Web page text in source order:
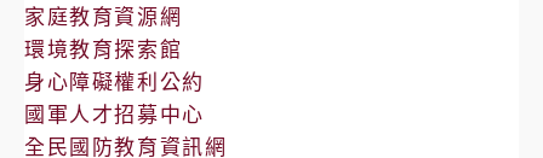
家庭教育資源網
環境教育探索館
身心障礙權利公約
國軍人才招募中心
全民國防教育資訊網